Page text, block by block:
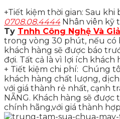
+Tiết kiệm thời gian: Sau khi
0708.08.4444Nhân viên kỹ
Ty Tnhh Công Nghệ Và
trong vòng 30 phút, nếu có
khách hàng sẽ được báo
đợi. Tất cả là vì lợi ích khách
+ Tiết kiệm chi phí: Chúng
khách hàng chất lượng,
với giá thành rẻ nhất, cạnh
NẴNG. Khách hàng sẽ
chính hãng,với giá thành